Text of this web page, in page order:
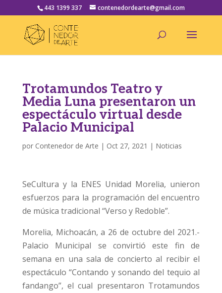
443 1399 337 contenedordearte@gmail.com
Trotamundos Teatro y
Media Luna presentaron un
espectáculo virtual desde
Palacio Municipal
por Contenedor de Arte | Oct 27, 2021 | Noticias
SeCultura y la ENES Unidad Morelia, unieron
esfuerzos para la programación del encuentro
de música tradicional “Verso y Redoble”.
Morelia, Michoacán, a 26 de octubre del 2021.-
Palacio Municipal se convirtió este fin de
semana en una sala de concierto al recibir el
espectáculo “Contando y sonando del tequio al
fandango”, el cual presentaron Trotamundos